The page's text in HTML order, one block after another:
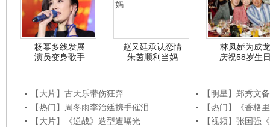
杨幂多线发展
演员变身歌手
赵又廷承认恋情
朱茵顺利当妈
林凤娇为成龙
庆祝58岁生
【大片】古天乐带伤狂奔
【明星】郑秀文
【热门】周冬雨李治廷携手催泪
【热门】《香格
【大片】《逆战》造型遭曝光
【视频】张国强